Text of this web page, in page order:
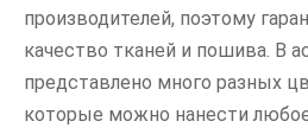
производителей, поэтому
качество тканей и пошива. В
представлено много разных
которые можно нанести